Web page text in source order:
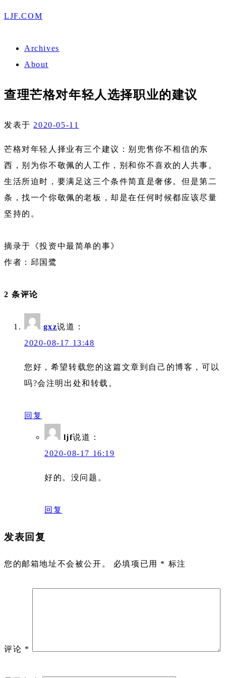
LJF.COM
Archives
About
查理芒格对年轻人选择职业的建议
发表于 2020-05-11
芒格对年轻人择业有三个建议：别兜售你不相信的东
西，别为你不敬佩的人工作，别和你不喜欢的人共事。
生活所迫时，要满足这三个条件简直是奢侈。但是第二
条，找一个你敬佩的老板，却是在任何时候都应该尽量
坚持的。
摘录于《投资中最简单的事》
作者：邱国鹭
2 条评论
gxz说道：
2020-08-17 13:48
您好，希望转载您的这篇文章到自己的博客，可以
吗?会注明出处和转载。
回复
ljf说道：
2020-08-17 16:19
好的。没问题。
回复
发表回复
您的邮箱地址不会被公开。 必填项已用 * 标注
评论 *